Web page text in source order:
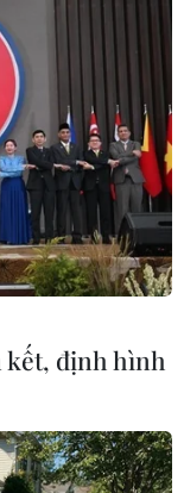
là
kết, định hình